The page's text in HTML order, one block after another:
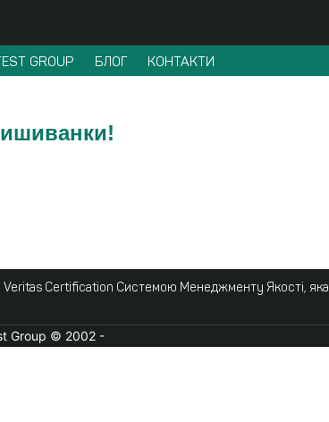
GROUP БЛОГ КОНТАКТИ
Veritas Certification Системою Менеджменту Якості, яка
Group © 2002 -